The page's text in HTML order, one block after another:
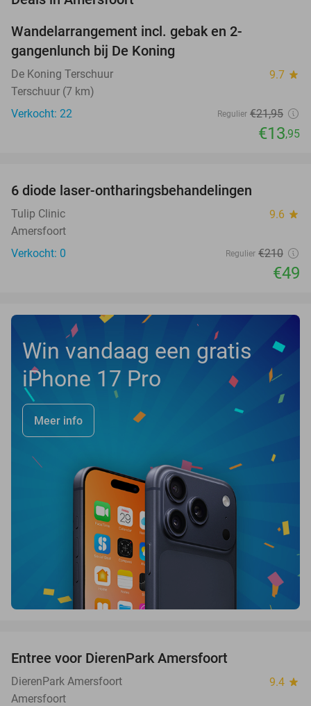
TODAY
Wandelarrangement incl. gebak en 2-
gangenlunch bij De Koning
De Koning Terschuur 9.7 star
Terschuur (7 km)
Verkocht: 22
Regulier €21,95
€13,95
TODAY
6 diode laser-ontharingsbehandelingen
Tulip Clinic 9.6 star
Amersfoort
Verkocht: 0
Regulier €210
€49
Win vandaag een gratis
iPhone 17 Pro
Meer info
Entree voor DierenPark Amersfoort
DierenPark Amersfoort 9.4 star
Amersfoort